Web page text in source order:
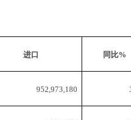
进口 同比%
952,973,180